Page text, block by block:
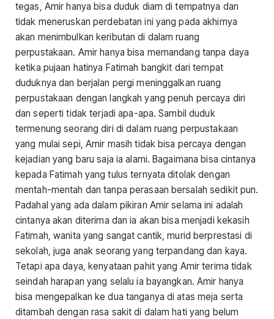
tegas, Amir hanya bisa duduk diam di tempatnya dan
tidak meneruskan perdebatan ini yang pada akhirnya
akan menimbulkan keributan di dalam ruang
perpustakaan. Amir hanya bisa memandang tanpa daya
ketika pujaan hatinya Fatimah bangkit dari tempat
duduknya dan berjalan pergi meninggalkan ruang
perpustakaan dengan langkah yang penuh percaya diri
dan seperti tidak terjadi apa-apa. Sambil duduk
termenung seorang diri di dalam ruang perpustakaan
yang mulai sepi, Amir masih tidak bisa percaya dengan
kejadian yang baru saja ia alami. Bagaimana bisa cintanya
kepada Fatimah yang tulus ternyata ditolak dengan
mentah-mentah dan tanpa perasaan bersalah sedikit pun.
Padahal yang ada dalam pikiran Amir selama ini adalah
cintanya akan diterima dan ia akan bisa menjadi kekasih
Fatimah, wanita yang sangat cantik, murid berprestasi di
sekolah, juga anak seorang yang terpandang dan kaya.
Tetapi apa daya, kenyataan pahit yang Amir terima tidak
seindah harapan yang selalu ia bayangkan. Amir hanya
bisa mengepalkan ke dua tanganya di atas meja serta
ditambah dengan rasa sakit di dalam hati yang belum